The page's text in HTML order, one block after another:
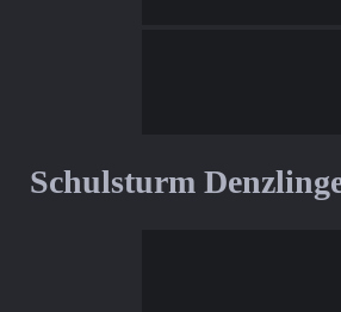
Schulsturm